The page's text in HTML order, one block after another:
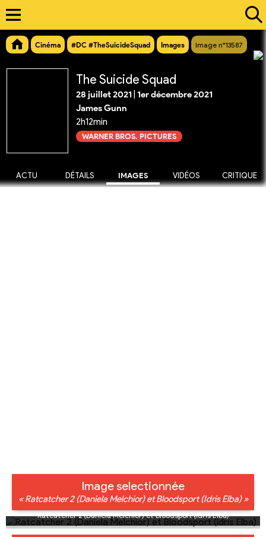
Cinéma #DC #TheSuicideSquad Images Image n°13587
The Suicide Squad
28 juillet 2021 1er décembre 2021
James Gunn
2h12min
WARNER BROS. PICTURES
ACTU DÉTAILS IMAGES VIDÉOS CRITIQUE
Image selectionnée
« Ratcatcher 2 (Daniela Melchior) et Bloodsport (Idris Elba) »
Ratcatcher 2 (Daniela Melchior) et Bloodsport (Idris Elba)